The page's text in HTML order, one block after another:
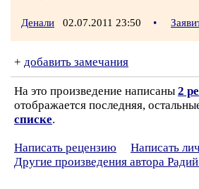
Денали 02.07.2011 23:50 •
+ добавить замечания
На это произведение написаны 2
отображается последняя,
списке.
Написать рецензию
Написать
Другие произведения автора